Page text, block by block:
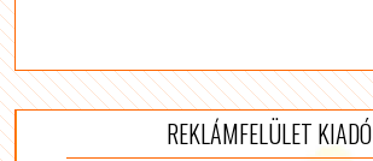
REKLÁMFELÜLET KIADÓ